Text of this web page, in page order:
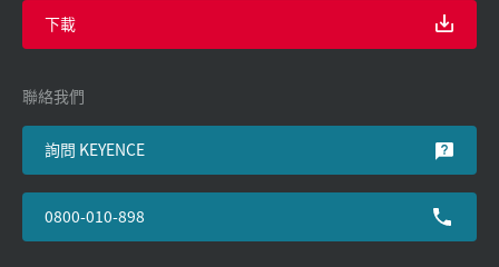
下載
聯絡我們
詢問 KEYENCE
0800-010-898